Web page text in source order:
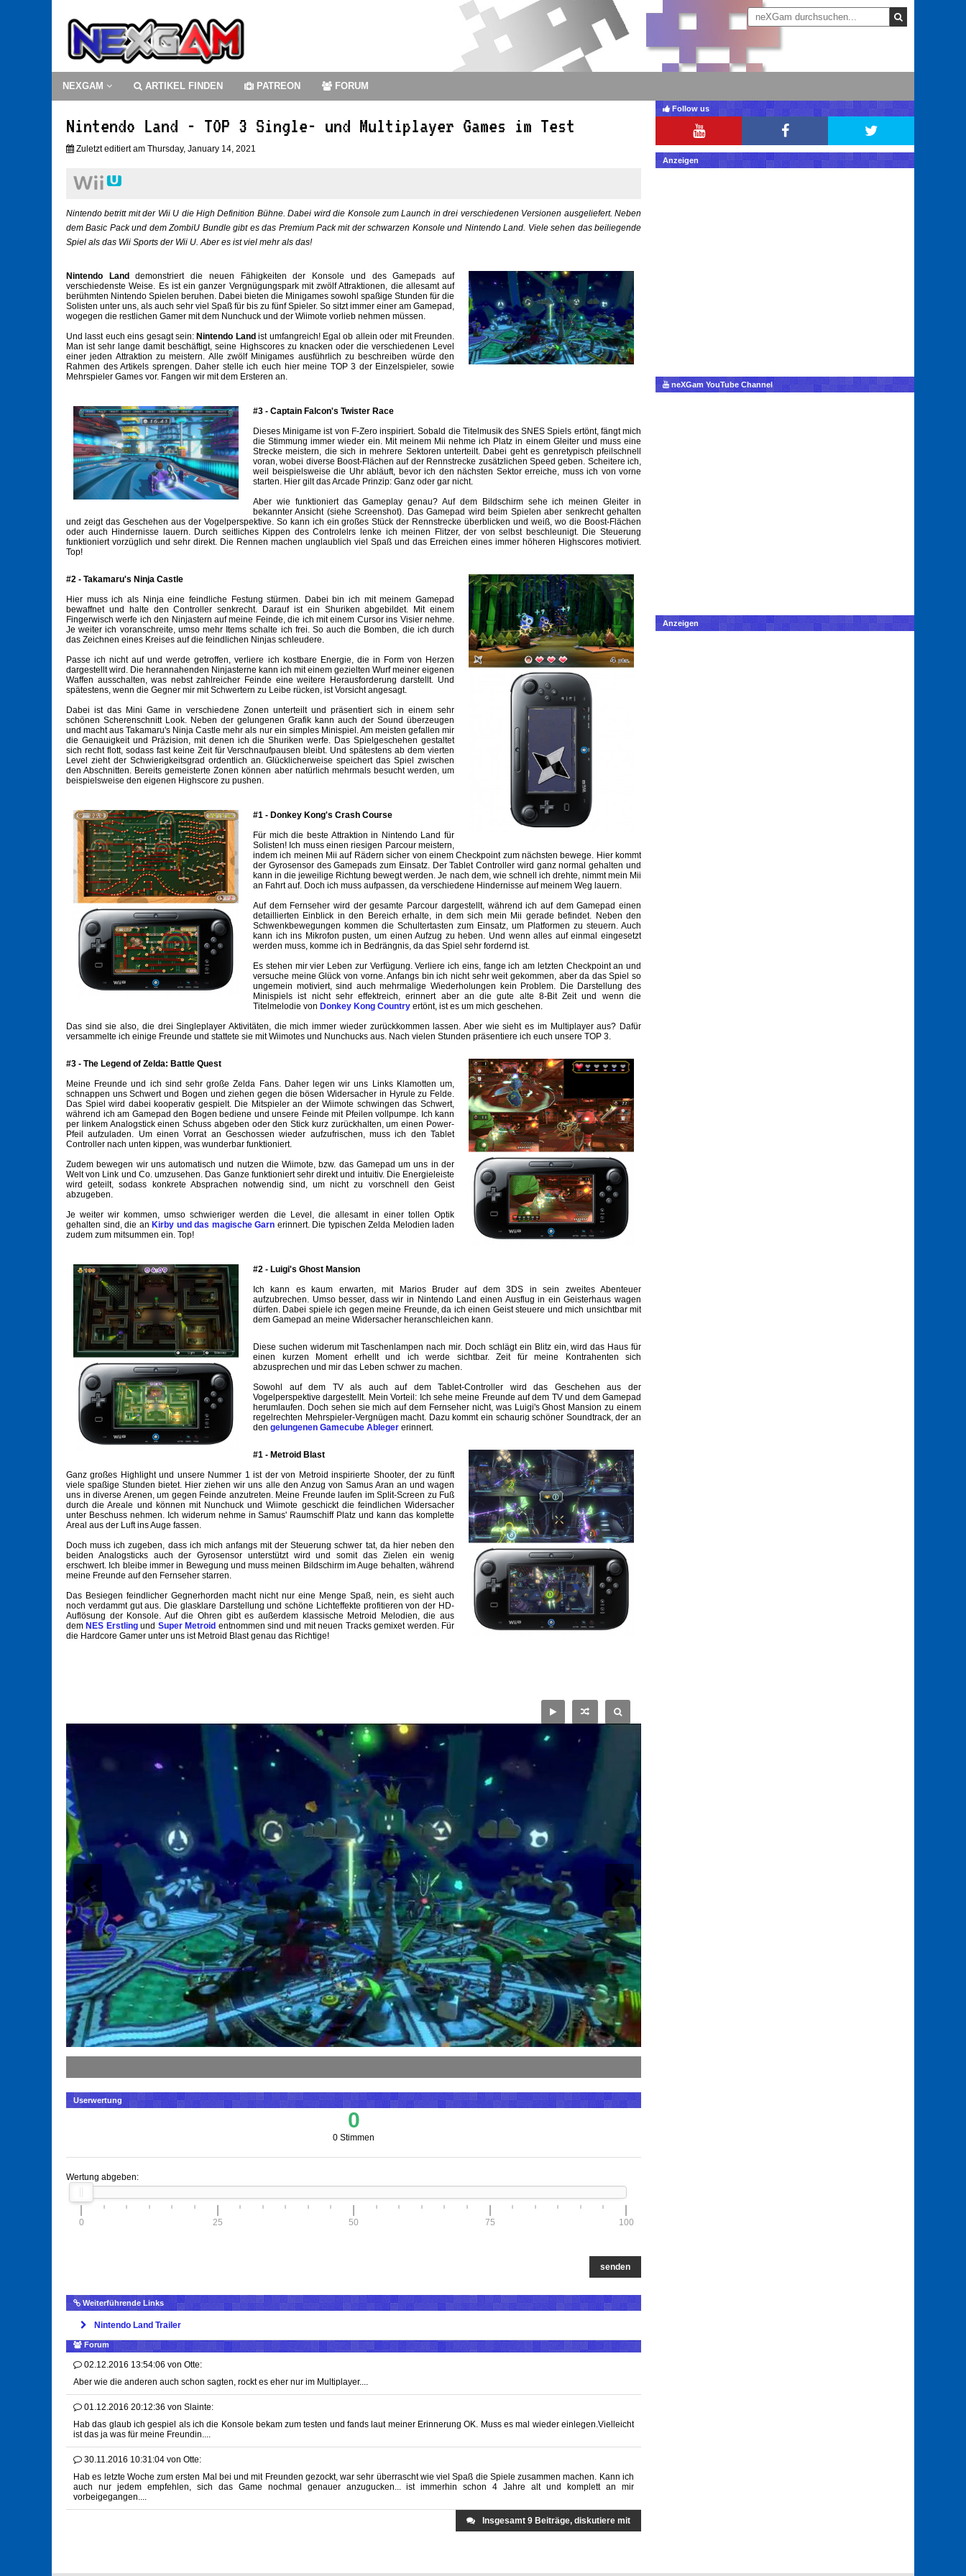
NEXGAM ARTIKEL FINDEN PATREON FORUM
Nintendo Land - TOP 3 Single- und Multiplayer Games im Test
Zuletzt editiert am Thursday, January 14, 2021
Nintendo betritt mit der Wii U die High Definition Bühne. Dabei wird die Konsole zum Launch in drei verschiedenen Versionen ausgeliefert. Neben
dem Basic Pack und dem ZombiU Bundle gibt es das Premium Pack mit der schwarzen Konsole und Nintendo Land. Viele sehen das beiliegende
Spiel als das Wii Sports der Wii U. Aber es ist viel mehr als das!
Nintendo Land
demonstriert die neuen Fähigkeiten der Konsole und des Gamepads auf
verschiedenste Weise. Es ist ein ganzer Vergnügungspark mit zwölf Attraktionen, die allesamt auf
berühmten Nintendo Spielen beruhen. Dabei bieten die Minigames sowohl spaßige Stunden für die
Solisten unter uns, als auch sehr viel Spaß für bis zu fünf Spieler. So sitzt immer einer am Gamepad,
wogegen die restlichen Gamer mit dem Nunchuck und der Wiimote vorlieb nehmen müssen.
Und lasst euch eins gesagt sein: Nintendo Land ist umfangreich! Egal ob allein oder mit Freunden.
Man ist sehr lange damit beschäftigt, seine Highscores zu knacken oder die verschiedenen Level
einer jeden Attraktion zu meistern. Alle zwölf Minigames ausführlich zu beschreiben würde den
Rahmen des Artikels sprengen. Daher stelle ich euch hier meine TOP 3 der Einzelspieler, sowie
Mehrspieler Games vor. Fangen wir mit dem Ersteren an.
#3 - Captain Falcon's Twister Race
Dieses Minigame ist von F-Zero inspiriert. Sobald die Titelmusik des SNES Spiels ertönt, fängt mich
die Stimmung immer wieder ein. Mit meinem Mii nehme ich Platz in einem Gleiter und muss eine
Strecke meistern, die sich in mehrere Sektoren unterteilt. Dabei geht es genretypisch pfeilschnell
voran, wobei diverse Boost-Flächen auf der Rennstrecke zusätzlichen Speed geben. Scheitere ich,
weil beispielsweise die Uhr abläuft, bevor ich den nächsten Sektor erreiche, muss ich von vorne
starten. Hier gilt das Arcade Prinzip: Ganz oder gar nicht.
Aber wie funktioniert das Gameplay genau? Auf dem Bildschirm sehe ich meinen Gleiter in
bekannter Ansicht (siehe Screenshot). Das Gamepad wird beim Spielen aber senkrecht gehalten
und zeigt das Geschehen aus der Vogelperspektive. So kann ich ein großes Stück der Rennstrecke überblicken und weiß, wo die Boost-Flächen
oder auch Hindernisse lauern. Durch seitliches Kippen des Controlelrs lenke ich meinen Flitzer, der von selbst beschleunigt. Die Steuerung
funktioniert vorzüglich und sehr direkt. Die Rennen machen unglaublich viel Spaß und das Erreichen eines immer höheren Highscores motiviert.
Top!
#2 - Takamaru's Ninja Castle
Hier muss ich als Ninja eine feindliche Festung stürmen. Dabei bin ich mit meinem Gamepad
bewaffnet und halte den Controller senkrecht. Darauf ist ein Shuriken abgebildet. Mit einem
Fingerwisch werfe ich den Ninjastern auf meine Feinde, die ich mit einem Cursor ins Visier nehme.
Je weiter ich voranschreite, umso mehr Items schalte ich frei. So auch die Bomben, die ich durch
das Zeichnen eines Kreises auf die feindlichen Ninjas schleudere.
Passe ich nicht auf und werde getroffen, verliere ich kostbare Energie, die in Form von Herzen
dargestellt wird. Die herannahenden Ninjasterne kann ich mit einem gezielten Wurf meiner eigenen
Waffen ausschalten, was nebst zahlreicher Feinde eine weitere Herausforderung darstellt. Und
spätestens, wenn die Gegner mir mit Schwertern zu Leibe rücken, ist Vorsicht angesagt.
Dabei ist das Mini Game in verschiedene Zonen unterteilt und präsentiert sich in einem sehr
schönen Scherenschnitt Look. Neben der gelungenen Grafik kann auch der Sound überzeugen
und macht aus Takamaru's Ninja Castle mehr als nur ein simples Minispiel. Am meisten gefallen mir
die Genauigkeit und Präzision, mit denen ich die Shuriken werfe. Das Spielgeschehen gestaltet
sich recht flott, sodass fast keine Zeit für Verschnaufpausen bleibt. Und spätestens ab dem vierten
Level zieht der Schwierigkeitsgrad ordentlich an. Glücklicherweise speichert das Spiel zwischen
den Abschnitten. Bereits gemeisterte Zonen können aber natürlich mehrmals besucht werden, um
beispielsweise den eigenen Highscore zu pushen.
#1 - Donkey Kong's Crash Course
Für mich die beste Attraktion in Nintendo Land für
Solisten! Ich muss einen riesigen Parcour meistern,
indem ich meinen Mii auf Rädern sicher von einem Checkpoint zum nächsten bewege. Hier kommt
der Gyrosensor des Gamepads zum Einsatz. Der Tablet Controller wird ganz normal gehalten und
kann in die jeweilige Richtung bewegt werden. Je nach dem, wie schnell ich drehte, nimmt mein Mii
an Fahrt auf. Doch ich muss aufpassen, da verschiedene Hindernisse auf meinem Weg lauern.
Auf dem Fernseher wird der gesamte Parcour dargestellt, während ich auf dem Gamepad einen
detaillierten Einblick in den Bereich erhalte, in dem sich mein Mii gerade befindet. Neben den
Schwenkbewegungen kommen die Schultertasten zum Einsatz, um Platformen zu steuern. Auch
kann ich ins Mikrofon pusten, um einen Aufzug zu heben. Und wenn alles auf einmal eingesetzt
werden muss, komme ich in Bedrängnis, da das Spiel sehr fordernd ist.
Es stehen mir vier Leben zur Verfügung. Verliere ich eins, fange ich am letzten Checkpoint an und
versuche meine Glück von vorne. Anfangs bin ich nicht sehr weit gekommen, aber da das Spiel so
ungemein motiviert, sind auch mehrmalige Wiederholungen kein Problem. Die Darstellung des
Minispiels ist nicht sehr effektreich, erinnert aber an die gute alte 8-Bit Zeit und wenn die
Titelmelodie von Donkey Kong Country ertönt, ist es um mich geschehen.
Das sind sie also, die drei Singleplayer Aktivitäten, die mich immer wieder zurückkommen lassen. Aber wie sieht es im Multiplayer aus? Dafür
versammelte ich einige Freunde und stattete sie mit Wiimotes und Nunchucks aus. Nach vielen Stunden präsentiere ich euch unsere TOP 3.
#3 - The Legend of Zelda: Battle Quest
Meine Freunde und ich sind sehr große Zelda Fans. Daher legen wir uns Links Klamotten um,
schnappen uns Schwert und Bogen und ziehen gegen die bösen Widersacher in Hyrule zu Felde.
Das Spiel wird dabei kooperativ gespielt. Die Mitspieler an der Wiimote schwingen das Schwert,
während ich am Gamepad den Bogen bediene und unsere Feinde mit Pfeilen vollpumpe. Ich kann
per linkem Analogstick einen Schuss abgeben oder den Stick kurz zurückhalten, um einen Power-
Pfeil aufzuladen. Um einen Vorrat an Geschossen wieder aufzufrischen, muss ich den Tablet
Controller nach unten kippen, was wunderbar funktioniert.
Zudem bewegen wir uns automatisch und nutzen die Wiimote, bzw. das Gamepad um uns in der
Welt von Link und Co. umzusehen. Das Ganze funktioniert sehr direkt und intuitiv. Die Energieleiste
wird geteilt, sodass konkrete Absprachen notwendig sind, um nicht zu vorschnell den Geist
abzugeben.
Je weiter wir kommen, umso schwieriger werden die Level, die allesamt in einer tollen Optik
gehalten sind, die an Kirby und das magische Garn erinnert. Die typischen Zelda Melodien laden
zudem zum mitsummen ein. Top!
#2 - Luigi's Ghost Mansion
Ich kann es kaum erwarten, mit Marios Bruder auf dem 3DS in sein zweites Abenteuer
aufzubrechen. Umso besser, dass wir in Nintendo Land einen Ausflug in ein Geisterhaus wagen
dürfen. Dabei spiele ich gegen meine Freunde, da ich einen Geist steuere und mich unsichtbar mit
dem Gamepad an meine Widersacher heranschleichen kann.
Diese suchen widerum mit Taschenlampen nach mir. Doch schlägt ein Blitz ein, wird das Haus für
einen kurzen Moment erhellt und ich werde sichtbar. Zeit für meine Kontrahenten sich
abzusprechen und mir das Leben schwer zu machen.
Sowohl auf dem TV als auch auf dem Tablet-Controller wird das Geschehen aus der
Vogelperspektive dargestellt. Mein Vorteil: Ich sehe meine Freunde auf dem TV und dem Gamepad
herumlaufen. Doch sehen sie mich auf dem Fernseher nicht, was Luigi's Ghost Mansion zu einem
regelrechten Mehrspieler-Vergnügen macht. Dazu kommt ein schaurig schöner Soundtrack, der an
den gelungenen Gamecube Ableger erinnert.
#1 - Metroid Blast
Ganz großes Highlight und unsere Nummer 1 ist der von Metroid inspirierte Shooter, der zu fünft
viele spaßige Stunden bietet. Hier ziehen wir uns alle den Anzug von Samus Aran an und wagen
uns in diverse Arenen, um gegen Feinde anzutreten. Meine Freunde laufen im Split-Screen zu Fuß
durch die Areale und können mit Nunchuck und Wiimote geschickt die feindlichen Widersacher
unter Beschuss nehmen. Ich widerum nehme in Samus' Raumschiff Platz und kann das komplette
Areal aus der Luft ins Auge fassen.
Doch muss ich zugeben, dass ich mich anfangs mit der Steuerung schwer tat, da hier neben den
beiden Analogsticks auch der Gyrosensor unterstützt wird und somit das Zielen ein wenig
erschwert. Ich bleibe immer in Bewegung und muss meinen Bildschirm im Auge behalten, während
meine Freunde auf den Fernseher starren.
Das Besiegen feindlicher Gegnerhorden macht nicht nur eine Menge Spaß, nein, es sieht auch
noch verdammt gut aus. Die glasklare Darstellung und schöne Lichteffekte profitieren von der HD-
Auflösung der Konsole. Auf die Ohren gibt es außerdem klassische Metroid Melodien, die aus
dem NES Erstlingund Super Metroid entnommen sind und mit neuen Tracks gemixet werden. Für
die Hardcore Gamer unter uns ist Metroid Blast genau das Richtige!
Userwertung
0
0 Stimmen
Wertung abgeben:
0 25 50 75 100
senden
Weiterführende Links
Nintendo Land Trailer
Forum
02.12.2016 13:54:06 von Otte:
Aber wie die anderen auch schon sagten, rockt es eher nur im Multiplayer....
01.12.2016 20:12:36 von Slainte:
Hab das glaub ich gespiel als ich die Konsole bekam zum testen und fands laut meiner Erinnerung OK. Muss es mal wieder einlegen.Vielleicht
ist das ja was für meine Freundin....
30.11.2016 10:31:04 von Otte:
Hab es letzte Woche zum ersten Mal bei und mit Freunden gezockt, war sehr überrascht wie viel Spaß die Spiele zusammen machen. Kann ich
auch nur jedem empfehlen, sich das Game nochmal genauer anzugucken... ist immerhin schon 4 Jahre alt und komplett an mir
vorbeigegangen....
Insgesamt 9 Beiträge, diskutiere mit
Follow us
Anzeigen
neXGam YouTube Channel
Anzeigen